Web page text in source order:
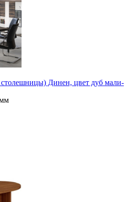
Динен, цвет дуб мали-